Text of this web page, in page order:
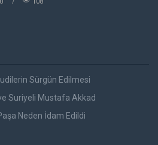
Sürgün Edilmesi
Suriyeli Mustafa Akkad
Neden İdam Edildi